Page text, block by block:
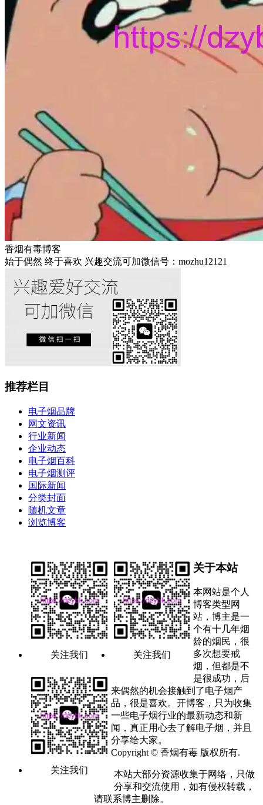
香烟有毒博客
始于偶然 终于喜欢 兴趣交流可加微信号：mozhu12121
推荐栏目
电子烟品牌
网文资讯
行业新闻
企业动态
电子烟百科
电子烟测评
国际新闻
分类封面
随机文章
浏览博客
关注我们 关注我们
关注我们
关于本站
本网站是个人
博客类型网
站，博主是一
个有十几年烟
龄的烟民，很
多次想要戒
烟，但都是不
是很成功，后
来偶然的机会接触到了电子烟产
品，很是喜欢。开博客，只为收集
一些电子烟行业的最新动态和新
闻，真正用心去了解电子烟，并且
分享给大家。
Copyright © 香烟有毒 版权所有.
本站大部分资源收集于网络，只做
分享和交流使用，如有侵权转载，
请联系博主删除。